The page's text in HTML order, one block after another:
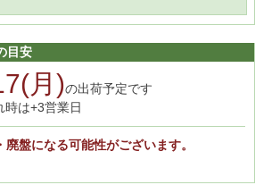
目安
月)の出荷予定です
時は+3営業日
盤になる可能性がございます。